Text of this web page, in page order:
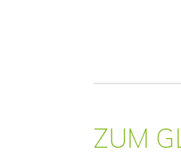
ZUM